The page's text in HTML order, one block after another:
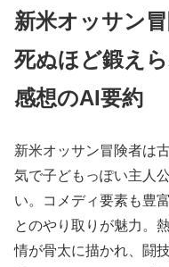
新米オッサン
死ぬほど鍛え
感想のAI要約
新米オッサン冒険者は
気で子どもっぽい主人
い。コメディ要素も豊
とのやり取りが魅力。
情が骨太に描かれ、闘